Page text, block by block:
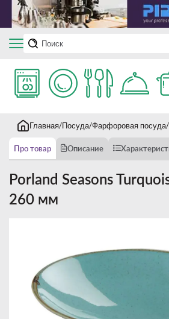
Главная Посуда Фарфоровая посуда
Про товар Описание
Porland Seasons
260 мм